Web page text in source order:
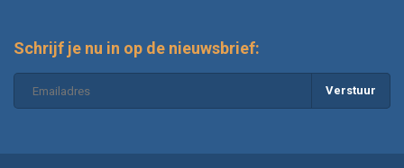
Schrijf je nu in op de nieuwsbrief:
Verstuur